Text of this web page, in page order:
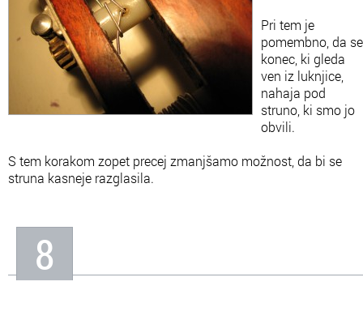
Pri tem je
pomembno, da se
konec, ki gleda
ven iz luknjice,
nahaja pod
struno, ki smo jo
obvili.
S tem korakom zopet precej zmanjšamo možnost, da bi se
struna kasneje razglasila.
8